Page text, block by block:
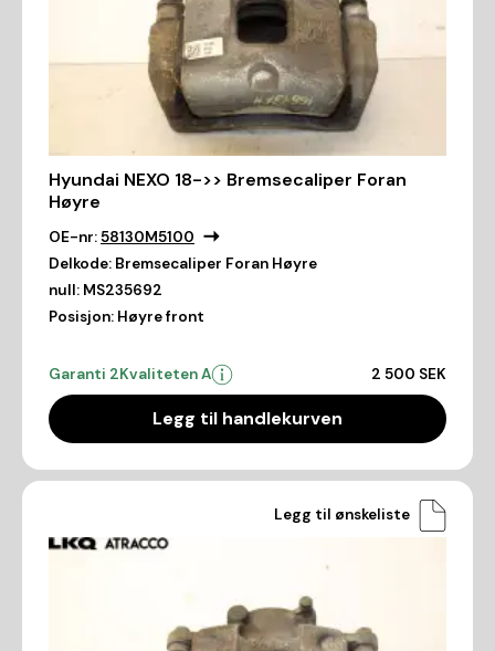
Hyundai NEXO 18->> Bremsecaliper Foran
Høyre
OE-nr:58130M5100
Delkode: Bremsecaliper Foran Høyre
null: MS235692
Posisjon: Høyre front
Garanti 2Kvaliteten A 2 500 SEK
Legg til handlekurven
Legg til ønskeliste